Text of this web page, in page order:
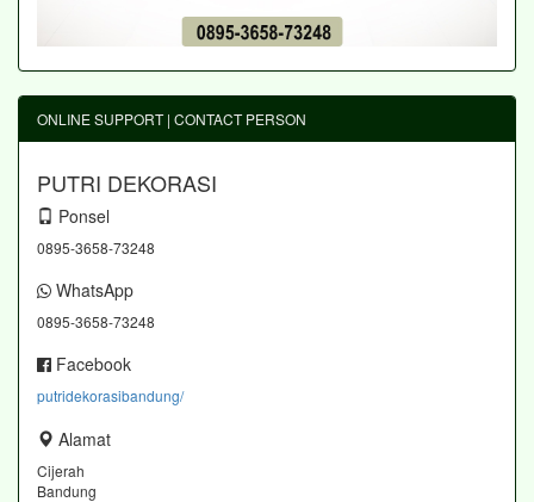
ONLINE SUPPORT | CONTACT PERSON
PUTRI DEKORASI
Ponsel
0895-3658-73248
WhatsApp
0895-3658-73248
Facebook
putridekorasibandung/
Alamat
Cijerah
Bandung